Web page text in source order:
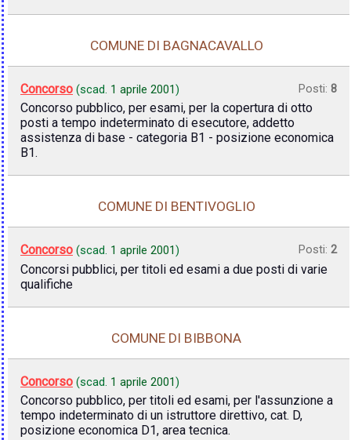
COMUNE DI BAGNACAVALLO
Concorso (scad. 1 aprile 2001) Posti: 8
Concorso pubblico, per esami, per la copertura di otto
posti a tempo indeterminato di esecutore, addetto
assistenza di base - categoria B1 - posizione economica
B1.
COMUNE DI BENTIVOGLIO
Concorso (scad. 1 aprile 2001) Posti: 2
Concorsi pubblici, per titoli ed esami a due posti di varie
qualifiche
COMUNE DI BIBBONA
Concorso (scad. 1 aprile 2001)
Concorso pubblico, per titoli ed esami, per l'assunzione a
tempo indeterminato di un istruttore direttivo, cat. D,
posizione economica D1, area tecnica.